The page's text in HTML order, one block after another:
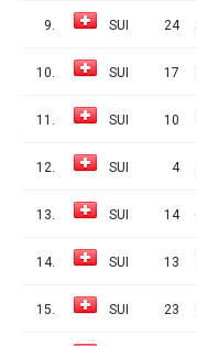
9. SUI 24
10. SUI 17
11. SUI 10
12. SUI 4
13. SUI 14
14. SUI 13
15. SUI 23